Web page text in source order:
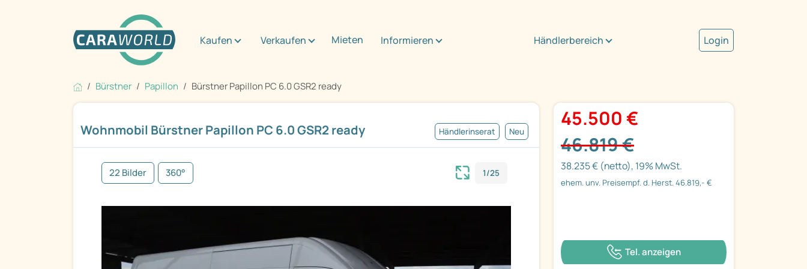
Kaufen Verkaufen Mieten Informieren Händlerbereich Login
Bürstner Papillon Bürstner Papillon PC 6.0 GSR2 ready
Wohnmobil Bürstner Papillon PC 6.0 GSR2 ready Händlerinserat Neu
22 Bilder 360° 1/25
45.500 €
46.819 €
38.235 € (netto), 19% MwSt.
ehem. unv. Preisempf. d. Herst. 46.819,- €
Tel. anzeigen